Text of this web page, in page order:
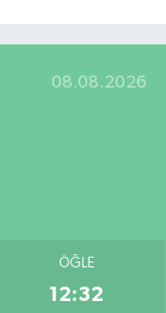
08.08.2026
ÖĞLE
12:32